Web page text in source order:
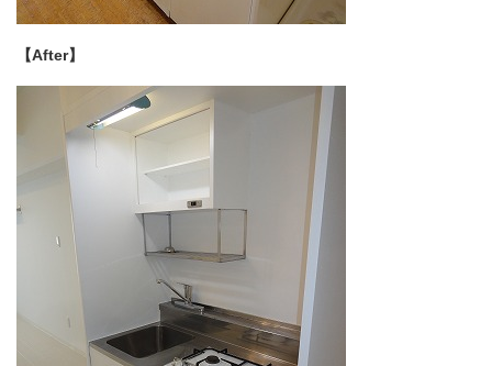
【After】